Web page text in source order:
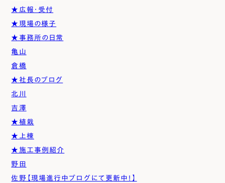
★広報・受付
★現場の様子
★事務所の日常
亀山
倉橋
★社長のブログ
北川
吉澤
★植栽
★上棟
★施工事例紹介
野田
佐野【現場進行中ブログにて更新中！】